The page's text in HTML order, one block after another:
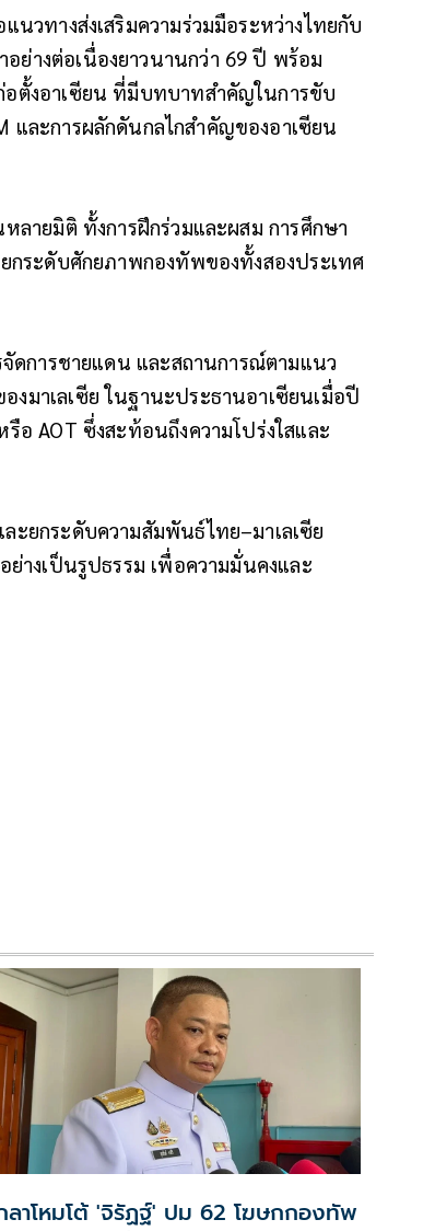
นวทางส่งเสริมความร่วมมือระหว่างไทยกับ
างต่อเนื่องยาวนานกว่า 69 ปี พร้อม
ตั้งอาเซียน ที่มีบทบาทสำคัญในการขับ
และการผลักดันกลไกสำคัญของอาเซียน
ลายมิติ ทั้งการฝึกร่วมและผสม การศึกษา
กระดับศักยภาพกองทัพของทั้งสองประเทศ
จัดการชายแดน และสถานการณ์ตามแนว
มาเลเซีย ในฐานะประธานอาเซียนเมื่อปี
AOT ซึ่งสะท้อนถึงความโปร่งใสและ
ะยกระดับความสัมพันธ์ไทย–มาเลเซีย
ย่างเป็นรูปธรรม เพื่อความมั่นคงและ
ลาโหมโต้ 'จิรัฏฐ์' ปม 62 โฆษกกองทัพ